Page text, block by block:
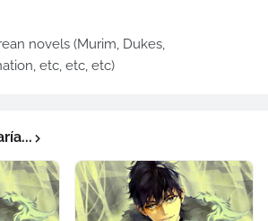
novels (Murim, Dukes,
etc, etc, etc)